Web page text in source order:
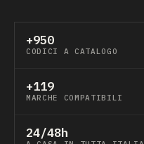
+950
CODICI A CATALOGO
+119
MARCHE COMPATIBILI
24/48h